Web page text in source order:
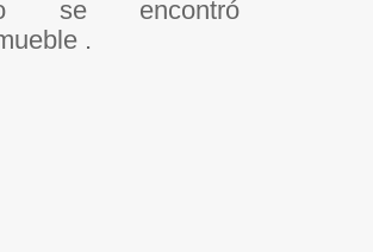
se encontró
.